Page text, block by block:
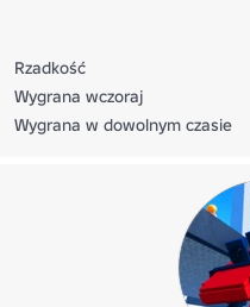
Rzadkość
Wygrana wczoraj
Wygrana w dowolnym czasie